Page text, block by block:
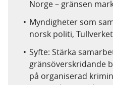
Norge – gränsen
Myndigheter som
norsk politi,
Syfte: Stärka
gränsöverskridande
på organiserad